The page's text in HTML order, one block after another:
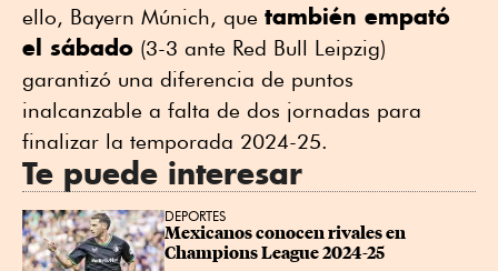
ello, Bayern Múnich, que también empató
el sábado (3-3 ante Red Bull Leipzig)
garantizó una diferencia de puntos
inalcanzable a falta de dos jornadas para
finalizar la temporada 2024-25.
Te puede interesar
DEPORTES
Mexicanos conocen rivales en
Champions League 2024-25